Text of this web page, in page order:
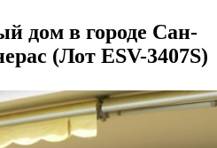
дом в городе Сан-
(Лот ESV-3407S)